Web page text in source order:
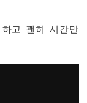
고 괜히 시간만